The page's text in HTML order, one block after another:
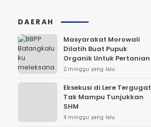
DAERAH
Masyarakat Morowali
Dilatih Buat Pupuk
Organik Untuk Pertanian
2 minggu yang lalu
Eksekusi di Lere Tergugat
Tak Mampu Tunjukkan
SHM
4 minggu yang lalu